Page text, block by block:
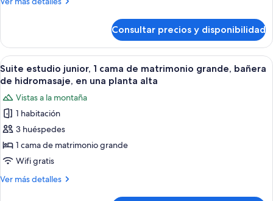
de
terraza,
en
la
zona
del
jardín
estudio
junior,
1
cama
matrimonio
grande,
terraza,
en
la
del
jardín
Consultar precios y disponibilidad
Abrir
todas
fotos
de
Suite
estudio
junior,
1
Una habitación con una cama bajo
10
Suite estudio junior, 1 cama de matrimonio grande, bañera
de hidromasaje, en una planta alta
Vistas a la montaña
1 habitación
3 huéspedes
1 cama de matrimonio grande
Wifi gratis
Ver más detalles
Más